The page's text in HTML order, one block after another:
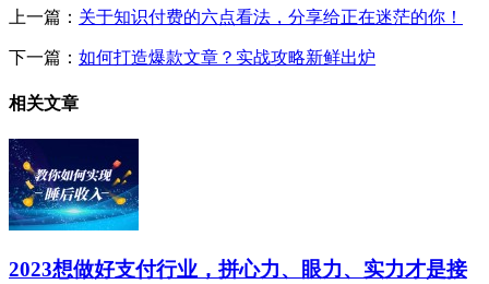
上一篇： 关于知识付费的六点看法，分享给正在迷茫的你！
下一篇： 如何打造爆款文章？实战攻略新鲜出炉
相关文章
2023想做好支付行业，拼心力、眼力、实力才是接